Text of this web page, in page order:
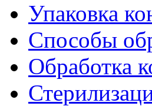
Упаковка
Способы
Обработка